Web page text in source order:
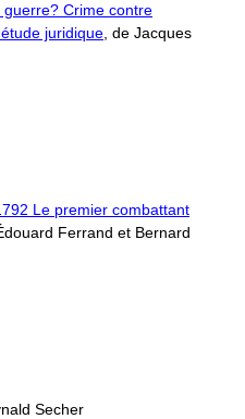
Crime contre
juridique , de Jacques
Le premier combattant
Ferrand et Bernard
Secher